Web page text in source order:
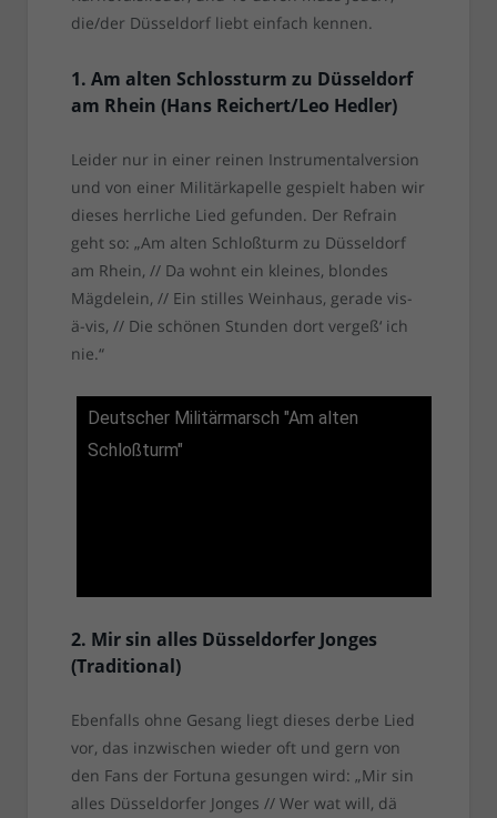
die/der Düsseldorf liebt einfach kennen.
1. Am alten Schlossturm zu Düsseldorf
am Rhein (Hans Reichert/Leo Hedler)
Leider nur in einer reinen Instrumentalversion
und von einer Militärkapelle gespielt haben wir
dieses herrliche Lied gefunden. Der Refrain
geht so: „Am alten Schloßturm zu Düsseldorf
am Rhein, // Da wohnt ein kleines, blondes
Mägdelein, // Ein stilles Weinhaus, gerade vis-
ä-vis, // Die schönen Stunden dort vergeß‘ ich
nie.“
Deutscher Militärmarsch "Am alten
Schloßturm"
2. Mir sin alles Düsseldorfer Jonges
(Traditional)
Ebenfalls ohne Gesang liegt dieses derbe Lied
vor, das inzwischen wieder oft und gern von
den Fans der Fortuna gesungen wird: „Mir sin
alles Düsseldorfer Jonges // Wer wat will, dä